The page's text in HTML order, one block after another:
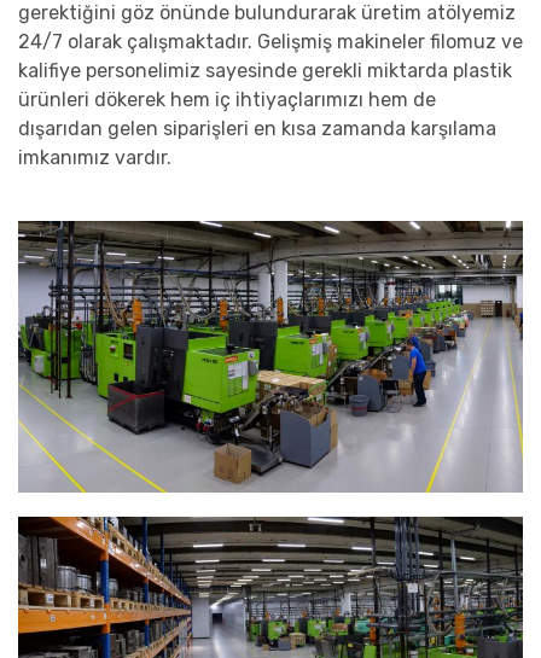
gerektiğini göz önünde bulundurarak üretim atölyemiz
24/7 olarak çalışmaktadır. Gelişmiş makineler filomuz ve
kalifiye personelimiz sayesinde gerekli miktarda plastik
ürünleri dökerek hem iç ihtiyaçlarımızı hem de
dışarıdan gelen siparişleri en kısa zamanda karşılama
imkanımız vardır.